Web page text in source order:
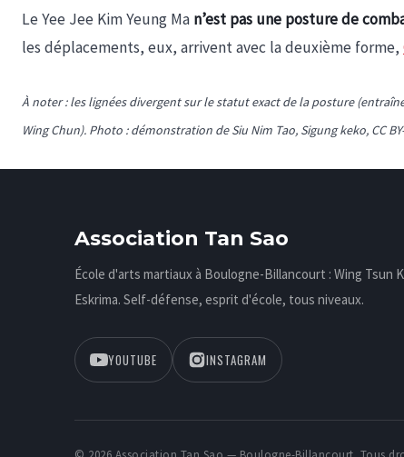
Le Yee Jee Kim Yeung Ma n’est pas une posture de
les déplacements, eux, arrivent avec la deuxième forme,
À noter : les lignées divergent sur le statut exact de la posture
Wing Chun). Photo : démonstration de Siu Nim Tao, Sigung keko, CC
Association Tan Sao
École d'arts martiaux à Boulogne-Billancourt : Wing Tsun
Eskrima. Self-défense, esprit d'école, tous niveaux.
YOUTUBE INSTAGRAM